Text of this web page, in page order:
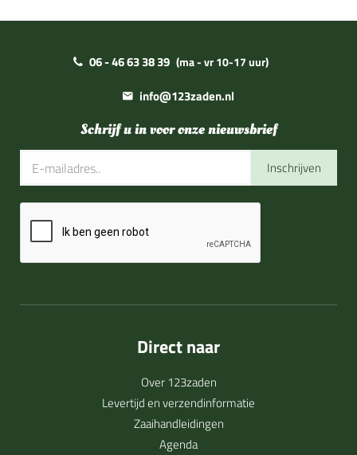
06 - 46 63 38 39 (ma - vr 10-17 uur)
info@123zaden.nl
Schrijf u in voor onze nieuwsbrief
Inschrijven
Direct naar
Over 123zaden
Levertijd en verzendinformatie
Zaaihandleidingen
Agenda